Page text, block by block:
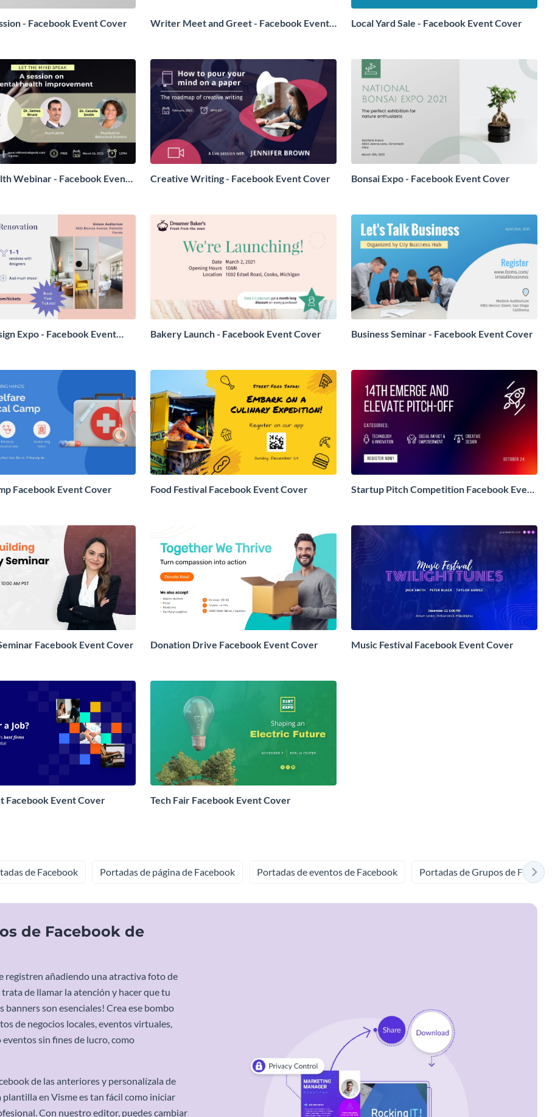
- Facebook Event Cover
Writer Meet and Greet - Facebook Event
Local Yard Sale - Facebook Event Cover
Webinar - Facebook Event
Creative Writing - Facebook Event Cover Bonsai Expo - Facebook Event Cover
Expo - Facebook Event
Bakery Launch - Facebook Event Cover Business Seminar - Facebook Event Cover
Facebook Event Cover Food Festival Facebook Event Cover
Startup Pitch Competition Facebook Event
Facebook Event Cover Donation Drive Facebook Event Cover Music Festival Facebook Event Cover
Facebook Event Cover Tech Fair Facebook Event Cover
de Facebook Portadas de página de Facebook Portadas de eventos de Facebook Portadas de Grupos de
de Facebook de
registren añadiendo una atractiva foto de
de llamar la atención y hacer que tu
banners son esenciales! Crea ese bombo
de negocios locales, eventos virtuales,
sin fines de lucro, como
de las anteriores y personalízala de
en Visme es tan fácil como iniciar
Con nuestro editor, puedes cambiar